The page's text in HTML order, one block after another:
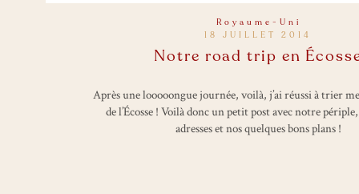
Après une looooongue journée, voilà, j’ai réussi à trier
de l’Écosse ! Voilà donc un petit post avec notre
adresses et nos quelques bons plans !
18 JUILLET 2014
Notre road trip en
Royaume-Uni